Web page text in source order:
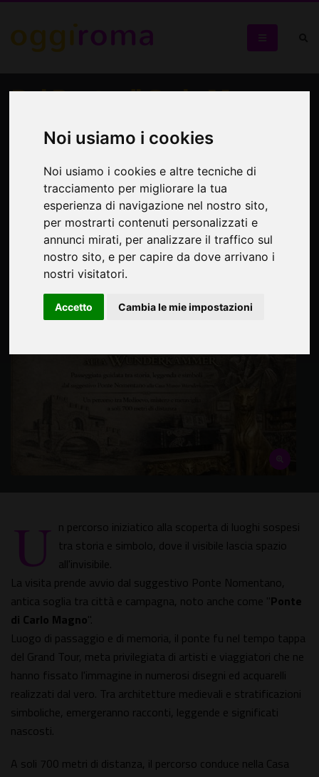
Noi usiamo i cookies
Noi usiamo i cookies e altre tecniche di
tracciamento per migliorare la tua
esperienza di navigazione nel nostro sito,
per mostrarti contenuti personalizzati e
annunci mirati, per analizzare il traffico sul
nostro sito, e per capire da dove arrivano i
nostri visitatori.
Accetto Cambia le mie impostazioni
Dal Ponte di Carlo Magno
alla Wunderkammer:
Roma segreta tra mito e
meraviglia
A soli 700 metri di distanza una porta magica tra
medioevo e gotico
U n percorso iniziatico alla scoperta di luoghi sospesi
tra storia e simbolo, dove il visibile lascia spazio
all'invisibile.
La visita prende avvio dal suggestivo Ponte Nomentano,
antica soglia tra città e campagna, noto anche come "Ponte
di Carlo Magno".
Luogo di passaggio e di memoria, il ponte fu nel tempo tappa
del Grand Tour, meta privilegiata di artisti e viaggiatori che ne
hanno fissato l'immagine in numerosi disegni ed acquarelli
realizzati dal vero. Tra architetture medievali e stratificazioni
simboliche, emergeranno racconti, leggende e significati
nascosti.
A soli 700 metri di distanza, il percorso conduce nella Casa